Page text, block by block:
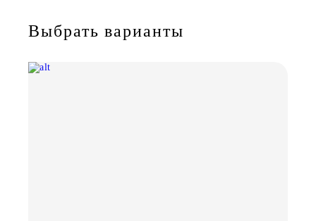
Выбрать варианты